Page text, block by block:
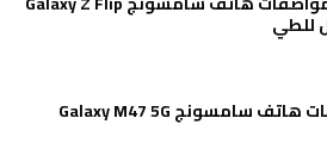
مواصفات هاتف سامسونج Galaxy M47 5G